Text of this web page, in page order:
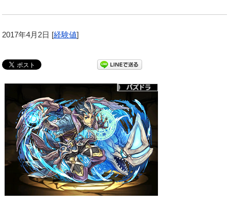
2017年4月2日 [経験値]